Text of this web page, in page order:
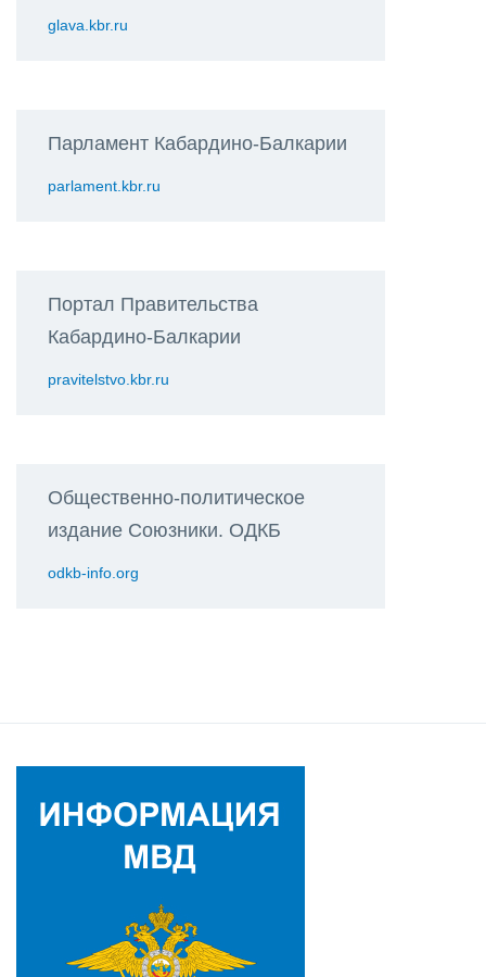
glava.kbr.ru
Парламент Кабардино-Балкарии
parlament.kbr.ru
Портал Правительства
Кабардино-Балкарии
pravitelstvo.kbr.ru
Общественно-политическое
издание Союзники. ОДКБ
odkb-info.org